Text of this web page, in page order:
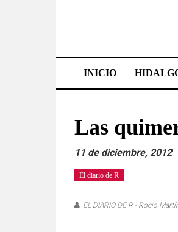
El
periódico
de
Hidalgo
noticias
INICIO
Las
11 de diciembre, 2012
El diario de R
EL DIARIO DE R - Rocío